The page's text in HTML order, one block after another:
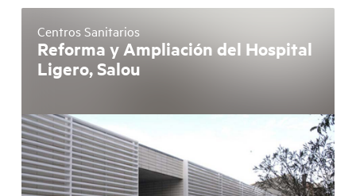
Centros Sanitarios
Reforma y Ampliación del Hospital
Ligero, Salou